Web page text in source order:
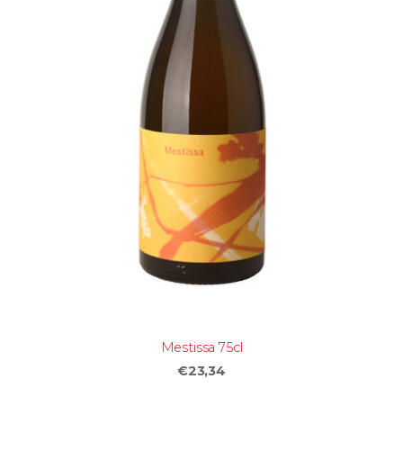
Mestissa 75cl
€23,34